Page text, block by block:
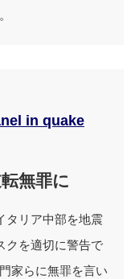
in quake
無罪に
タリア中部を地震
クを適切に警告で
家らに無罪を言い